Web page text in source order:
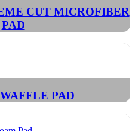
CUT MICROFIBER
PAD
PAD